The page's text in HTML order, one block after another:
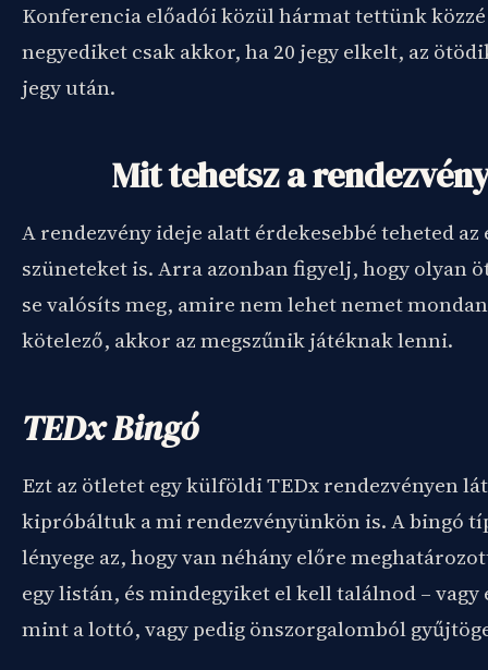
Konferencia előadói közül hármat tettünk közzé
negyediket csak akkor, ha 20 jegy elkelt, az
jegy után.
Mit tehetsz a
A rendezvény ideje alatt érdekesebbé teheted az
szüneteket is. Arra azonban figyelj, hogy olyan
se valósíts meg, amire nem lehet nemet
kötelező, akkor az megszűnik játéknak lenni.
TEDx Bingó
Ezt az ötletet egy külföldi TEDx rendezvényen
kipróbáltuk a mi rendezvényünkön is. A bingó
lényege az, hogy van néhány előre
egy listán, és mindegyiket el kell találnod – vagy
mint a lottó, vagy pedig önszorgalomból